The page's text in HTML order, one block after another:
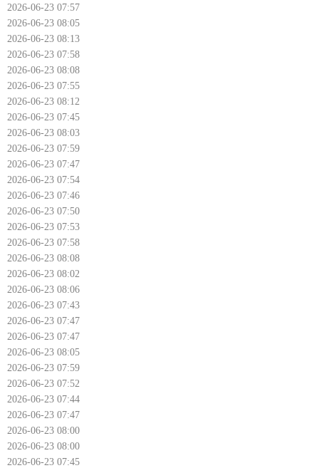
2026-06-23 07:57
2026-06-23 08:05
2026-06-23 08:13
2026-06-23 07:58
2026-06-23 08:08
2026-06-23 07:55
2026-06-23 08:12
2026-06-23 07:45
2026-06-23 08:03
2026-06-23 07:59
2026-06-23 07:47
2026-06-23 07:54
2026-06-23 07:46
2026-06-23 07:50
2026-06-23 07:53
2026-06-23 07:58
2026-06-23 08:08
2026-06-23 08:02
2026-06-23 08:06
2026-06-23 07:43
2026-06-23 07:47
2026-06-23 07:47
2026-06-23 08:05
2026-06-23 07:59
2026-06-23 07:52
2026-06-23 07:44
2026-06-23 07:47
2026-06-23 08:00
2026-06-23 08:00
2026-06-23 07:45